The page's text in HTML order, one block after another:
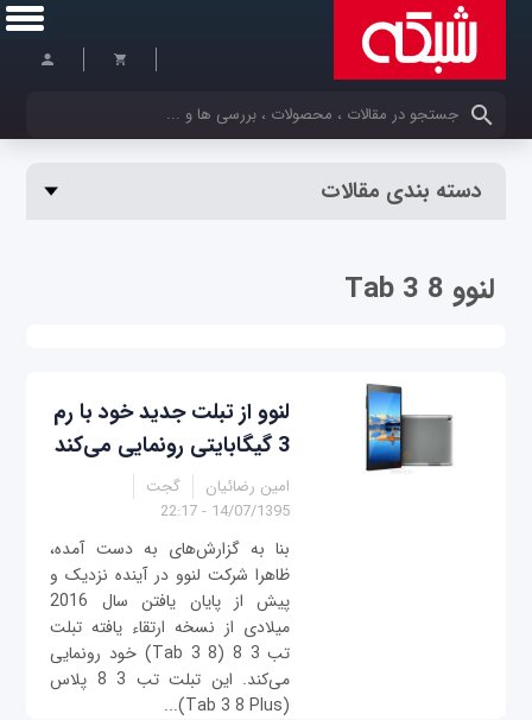
کلمات کلیدی خود را وارد کنید
دسته بندی مقالات
لنوو Tab 3 8
لنوو از تبلت جدید خود با رم
3 گیگابایتی رونمایی می‌کند
امین رضائیان
گجت
14/07/1395 - 22:17
بنا به گزارش‌های به دست آمده،
ظاهرا شرکت لنوو در آینده نزدیک و
پیش از پایان یافتن سال 2016
میلادی از نسخه ارتقاء یافته تبلت
تب 3 8 (Tab 3 8) خود رونمایی
می‌کند. این تبلت تب 3 8 پلاس
(Tab 3 8 Plus)...